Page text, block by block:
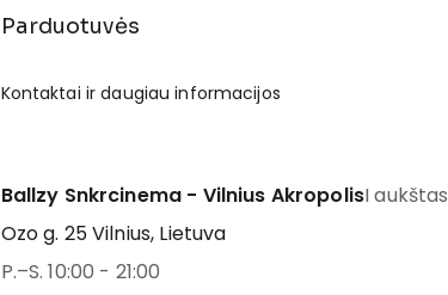
Parduotuvės
Kontaktai ir daugiau informacijos
Ballzy Snkrcinema - Vilnius AkropolisI aukštas
Ozo g. 25 Vilnius, Lietuva
P.–S. 10:00 - 21:00